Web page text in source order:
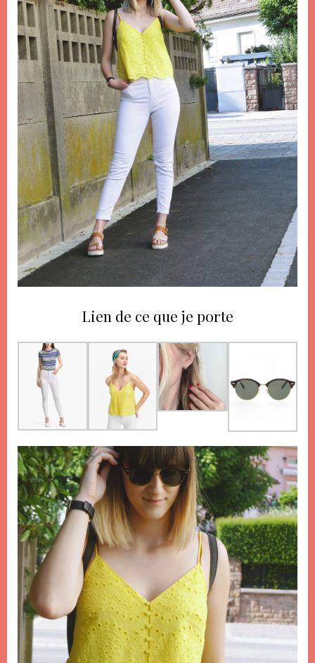
Lien de ce que je porte